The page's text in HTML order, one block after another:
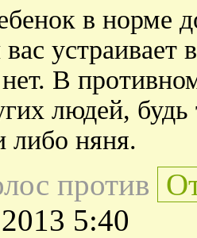
в норме
В
людей,
либо няня.
против
5:40